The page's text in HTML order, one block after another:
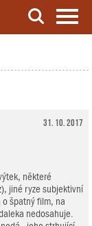
31. 10. 2017
některé
jiné ryze subjektivní
o špatný film, na
nedosahuje.